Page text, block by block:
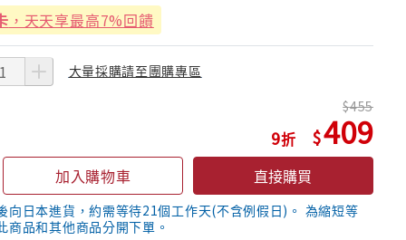
，天天享最高7%回饋
大量採購請至團購專區
9
455
409
加入購物車 直接購買
向日本進貨，約需等待21個工作天(不含例假日)。 為縮短等
商品和其他商品分開下單。